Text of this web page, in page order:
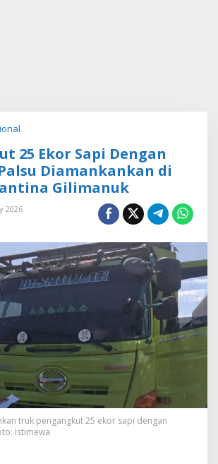
u
k
A
n
g
t
2
5
E
k
o
r
S
a
p
i
D
e
n
g
a
25 Ekor Sapi Dengan
Diamankankan di
Gilimanuk
2026
truk pengangkut 25 ekor sapi dengan
Istimewa